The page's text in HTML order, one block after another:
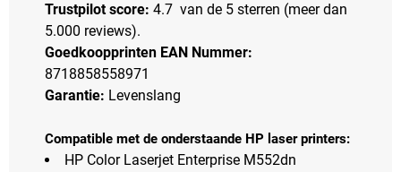
Trustpilot score: 4.7 van de 5 sterren (meer dan
5.000 reviews).
Goedkoopprinten EAN Nummer:
8718858558971
Garantie: Levenslang
Compatible met de onderstaande HP laser printers:
HP Color Laserjet Enterprise M552dn